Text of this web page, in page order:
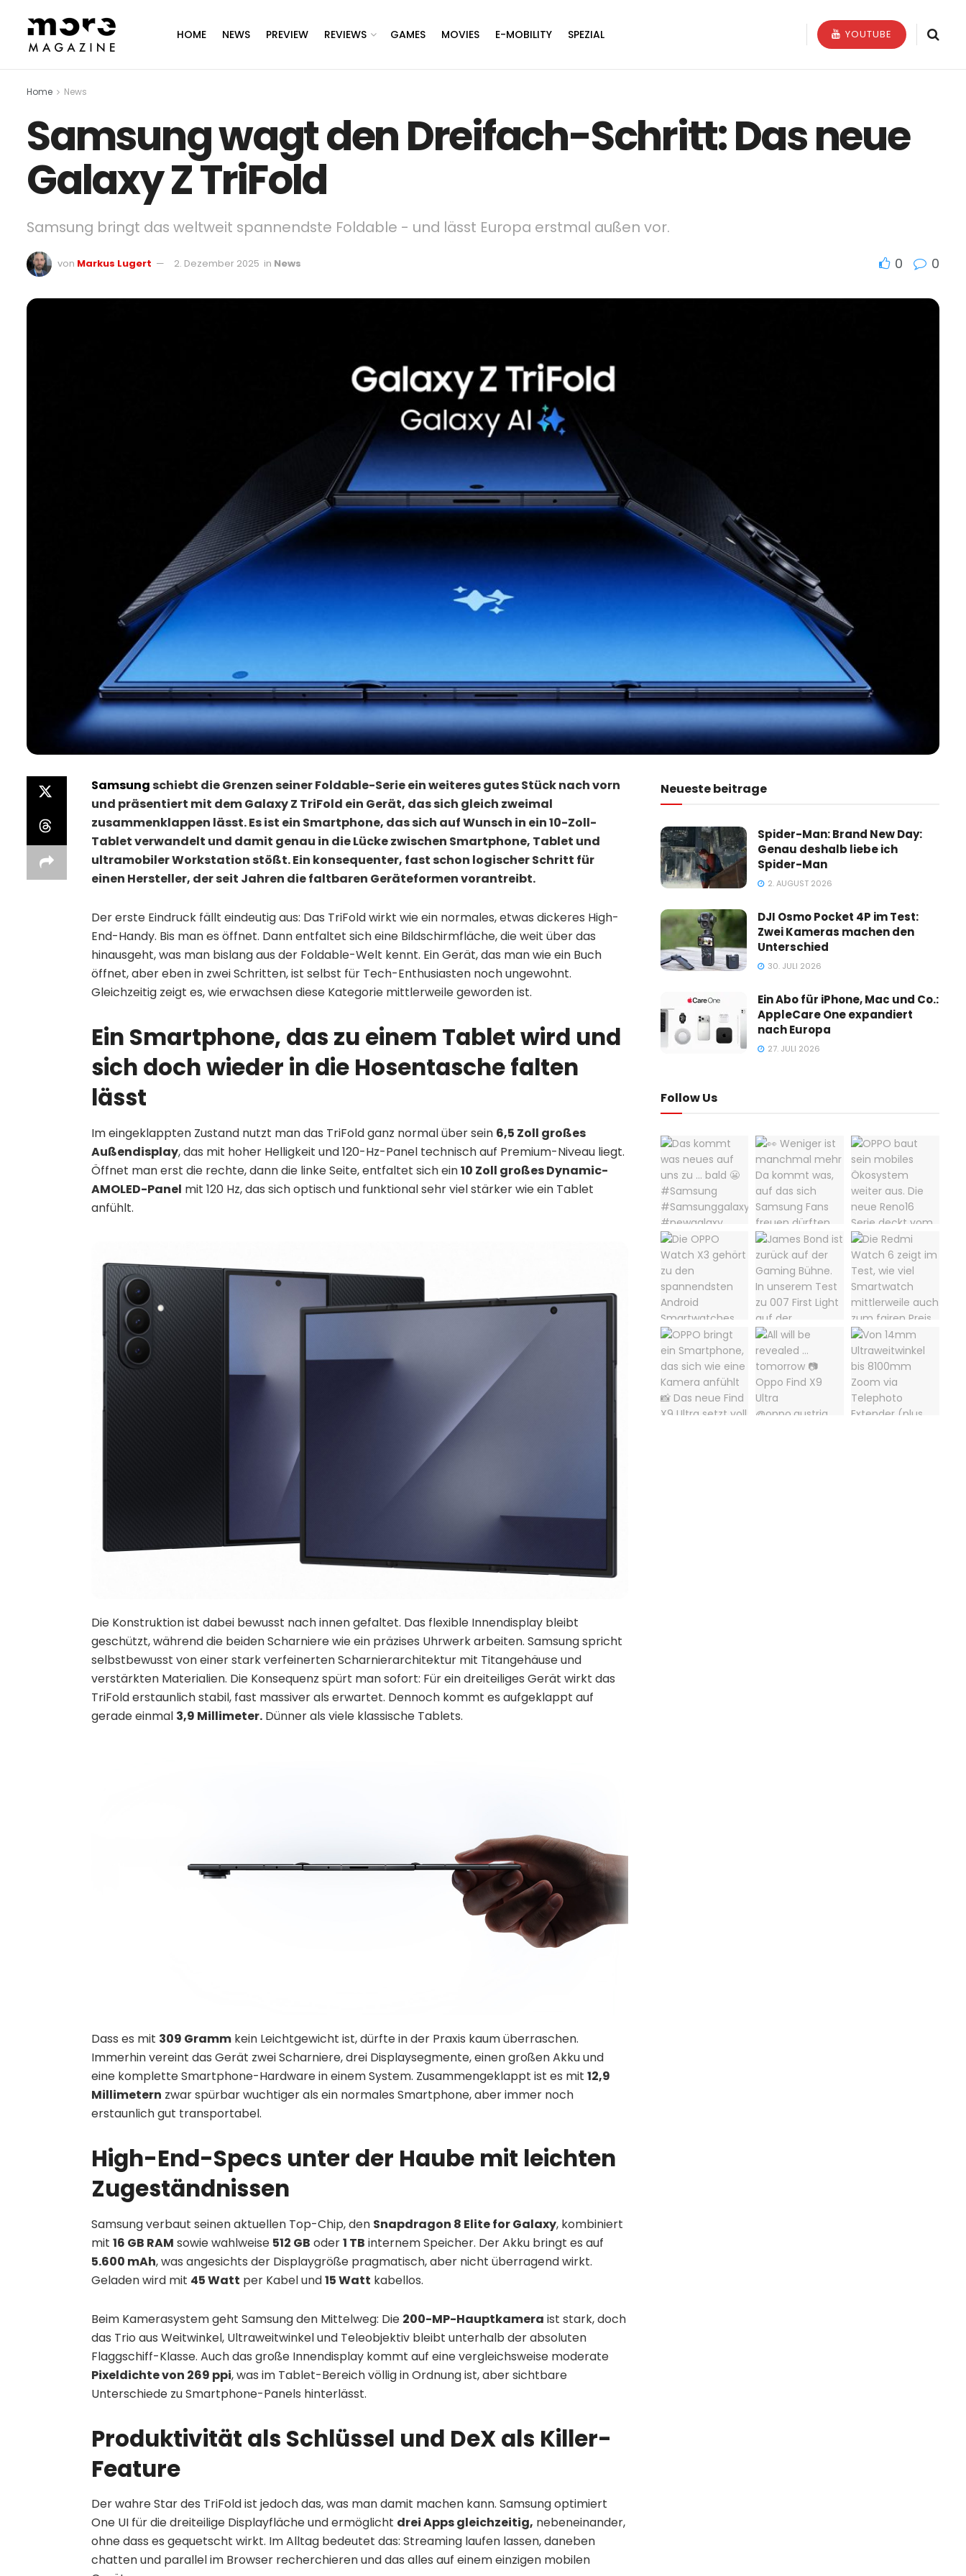
HOME NEWS PREVIEW REVIEWS GAMES MOVIES E-MOBILITY SPEZIAL YOUTUBE
Home News
Samsung wagt den Dreifach-Schritt: Das neue
Galaxy Z TriFold
Samsung bringt das weltweit spannendste Foldable - und lässt Europa erstmal außen vor.
von Markus Lugert 2. Dezember 2025 in News 0 0
Samsungschiebt die Grenzen seiner Foldable-Serie ein weiteres gutes Stück nach vorn
und präsentiert mit dem Galaxy Z TriFold ein Gerät, das sich gleich zweimal
zusammenklappen lässt. Es ist ein Smartphone, das sich auf Wunsch in ein 10-Zoll-
Tablet verwandelt und damit genau in die Lücke zwischen Smartphone, Tablet und
ultramobiler Workstation stößt. Ein konsequenter, fast schon logischer Schritt für
einen Hersteller, der seit Jahren die faltbaren Geräteformen vorantreibt.
Der erste Eindruck fällt eindeutig aus: Das TriFold wirkt wie ein normales, etwas dickeres High-
End-Handy. Bis man es öffnet. Dann entfaltet sich eine Bildschirmfläche, die weit über das
hinausgeht, was man bislang aus der Foldable-Welt kennt. Ein Gerät, das man wie ein Buch
öffnet, aber eben in zwei Schritten, ist selbst für Tech-Enthusiasten noch ungewohnt.
Gleichzeitig zeigt es, wie erwachsen diese Kategorie mittlerweile geworden ist.
Ein Smartphone, das zu einem Tablet wird und
sich doch wieder in die Hosentasche falten
lässt
Im eingeklappten Zustand nutzt man das TriFold ganz normal über sein 6,5 Zoll großes
Außendisplay, das mit hoher Helligkeit und 120-Hz-Panel technisch auf Premium-Niveau liegt.
Öffnet man erst die rechte, dann die linke Seite, entfaltet sich ein10 Zoll großes Dynamic-
AMOLED-Panel mit 120 Hz, das sich optisch und funktional sehr viel stärker wie ein Tablet
anfühlt.
Die Konstruktion ist dabei bewusst nach innen gefaltet. Das flexible Innendisplay bleibt
geschützt, während die beiden Scharniere wie ein präzises Uhrwerk arbeiten. Samsung spricht
selbstbewusst von einer stark verfeinerten Scharnierarchitektur mit Titangehäuse und
verstärkten Materialien. Die Konsequenz spürt man sofort: Für ein dreiteiliges Gerät wirkt das
TriFold erstaunlich stabil, fast massiver als erwartet. Dennoch kommt es aufgeklappt auf
gerade einmal 3,9 Millimeter. Dünner als viele klassische Tablets.
Dass es mit 309 Gramm kein Leichtgewicht ist, dürfte in der Praxis kaum überraschen.
Immerhin vereint das Gerät zwei Scharniere, drei Displaysegmente, einen großen Akku und
eine komplette Smartphone-Hardware in einem System. Zusammengeklappt ist es mit 12,9
Millimetern zwar spürbar wuchtiger als ein normales Smartphone, aber immer noch
erstaunlich gut transportabel.
High-End-Specs unter der Haube mit leichten
Zugeständnissen
Samsung verbaut seinen aktuellen Top-Chip, den Snapdragon 8 Elite for Galaxy, kombiniert
mit 16 GB RAM sowie wahlweise 512 GB oder1 TB internem Speicher. Der Akku bringt es auf
5.600 mAh, was angesichts der Displaygröße pragmatisch, aber nicht überragend wirkt.
Geladen wird mit 45 Watt per Kabel und15 Watt kabellos.
Beim Kamerasystem geht Samsung den Mittelweg: Die 200-MP-Hauptkamera ist stark, doch
das Trio aus Weitwinkel, Ultraweitwinkel und Teleobjektiv bleibt unterhalb der absoluten
Flaggschiff-Klasse. Auch das große Innendisplay kommt auf eine vergleichsweise moderate
Pixeldichte von 269 ppi, was im Tablet-Bereich völlig in Ordnung ist, aber sichtbare
Unterschiede zu Smartphone-Panels hinterlässt.
Produktivität als Schlüssel und DeX als Killer-
Feature
Der wahre Star des TriFold ist jedoch das, was man damit machen kann. Samsung optimiert
One UI für die dreiteilige Displayfläche und ermöglicht drei Apps gleichzeitig, nebeneinander,
ohne dass es gequetscht wirkt. Im Alltag bedeutet das: Streaming laufen lassen, daneben
chatten und parallel im Browser recherchieren und das alles auf einem einzigen mobilen
Neueste beitrage
Spider-Man: Brand New Day:
Genau deshalb liebe ich
Spider-Man
2. AUGUST 2026
DJI Osmo Pocket 4P im Test:
Zwei Kameras machen den
Unterschied
30. JULI 2026
Ein Abo für iPhone, Mac und Co.:
AppleCare One expandiert
nach Europa
27. JULI 2026
Follow Us